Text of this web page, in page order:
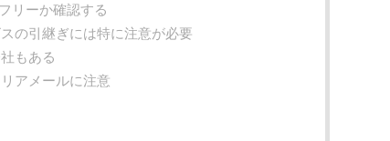
リーか確認する
の引継ぎには特に注意が必要
もある
アメールに注意